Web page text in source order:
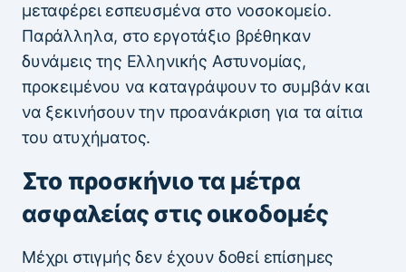
μεταφέρει εσπευσμένα στο νοσοκομείο.
Παράλληλα, στο εργοτάξιο βρέθηκαν
δυνάμεις της Ελληνικής Αστυνομίας,
προκειμένου να καταγράψουν το συμβάν και
να ξεκινήσουν την προανάκριση για τα αίτια
του ατυχήματος.
Στο προσκήνιο τα μέτρα
ασφαλείας στις οικοδομές
Μέχρι στιγμής δεν έχουν δοθεί επίσημες